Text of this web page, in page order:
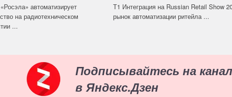
автоматизирует
на радиотехническом
...
Т1 Интеграция на Russian Retail Show
рынок автоматизации ритейла ...
Подписывайтесь на канал
в Яндекс.Дзен